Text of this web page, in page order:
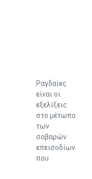
Ραγδαίες
είναι οι
εξελίξεις
στο μέτωπο
των
σοβαρών
επεισοδίων
που